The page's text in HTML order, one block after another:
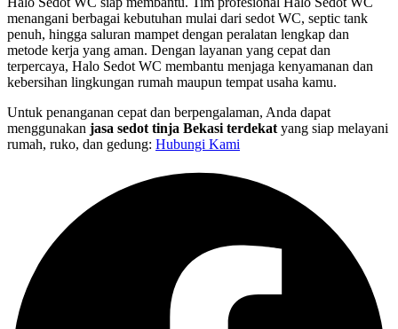
menangani berbagai kebutuhan mulai dari sedot WC, septic tank
penuh, hingga saluran mampet dengan peralatan lengkap dan
metode kerja yang aman. Dengan layanan yang cepat dan
terpercaya, Halo Sedot WC membantu menjaga kenyamanan dan
kebersihan lingkungan rumah maupun tempat usaha kamu.
Untuk penanganan cepat dan berpengalaman, Anda dapat
menggunakan jasa sedot tinja Bekasi terdekat yang siap melayani
rumah, ruko, dan gedung: Hubungi Kami